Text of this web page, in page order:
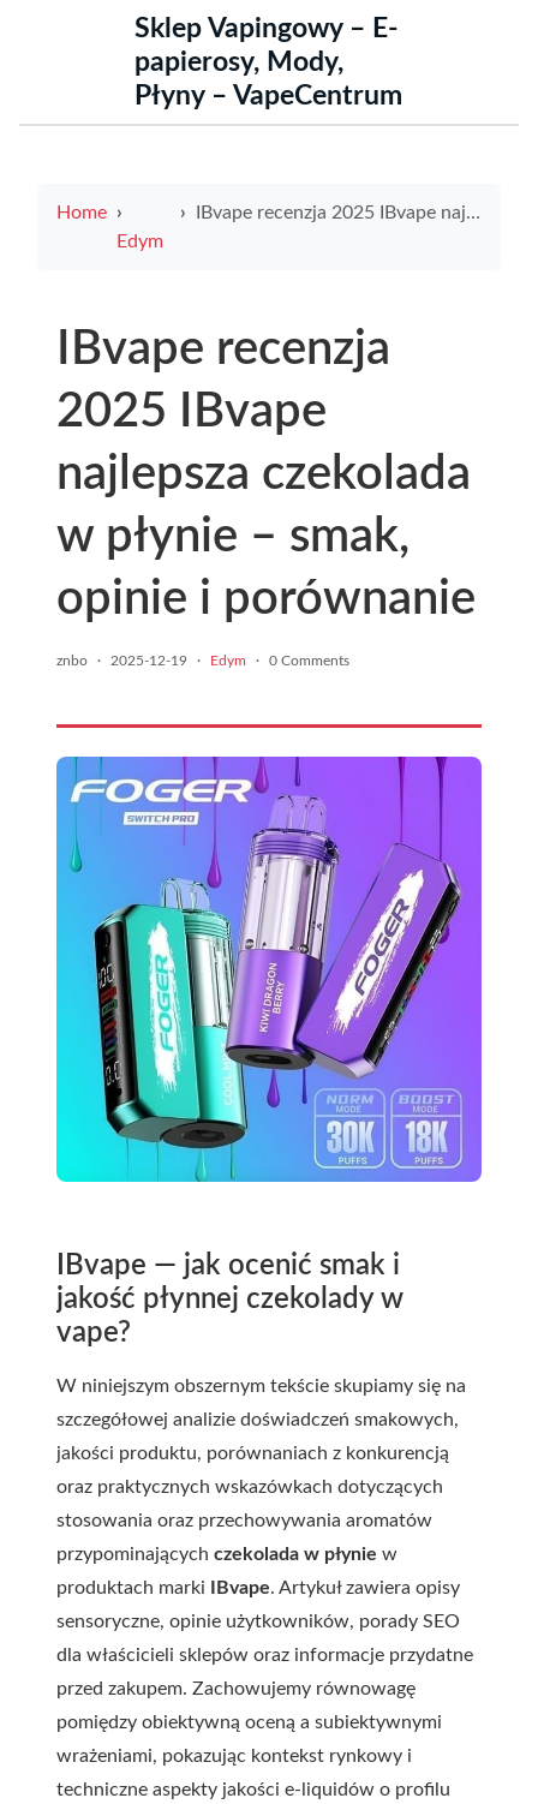
Sklep Vapingowy – E-
papierosy, Mody,
Płyny – VapeCentrum
Home
Edym
IBvape recenzja 2025 IBvape najlepsza czekolada w płynie – smak, opinie i porównanie
IBvape recenzja
2025 IBvape
najlepsza czekolada
w płynie – smak,
opinie i porównanie
znbo · 2025-12-19 · Edym · 0 Comments
IBvape — jak ocenić smak i
jakość płynnej czekolady w
vape?
W niniejszym obszernym tekście skupiamy się na
szczegółowej analizie doświadczeń smakowych,
jakości produktu, porównaniach z konkurencją
oraz praktycznych wskazówkach dotyczących
stosowania oraz przechowywania aromatów
przypominających czekolada w płynie w
produktach marki
IBvape. Artykuł zawiera opisy
sensoryczne, opinie użytkowników, porady SEO
dla właścicieli sklepów oraz informacje przydatne
przed zakupem. Zachowujemy równowagę
pomiędzy obiektywną oceną a subiektywnymi
wrażeniami, pokazując kontekst rynkowy i
techniczne aspekty jakości e-liquidów o profilu